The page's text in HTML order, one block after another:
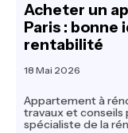
Acheter un
Paris : bonne
rentabilité
18 Mai 2026
Appartement à
travaux et conseils
spécialiste de la